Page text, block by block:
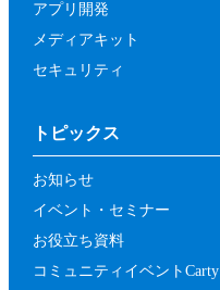
アプリ開発
メディアキット
セキュリティ
トピックス
お知らせ
イベント・セミナー
お役立ち資料
コミュニティイベントCarty